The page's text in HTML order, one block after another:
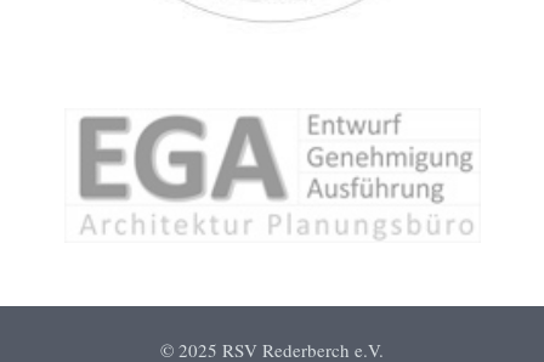
© 2025 RSV Rederberch e.V.